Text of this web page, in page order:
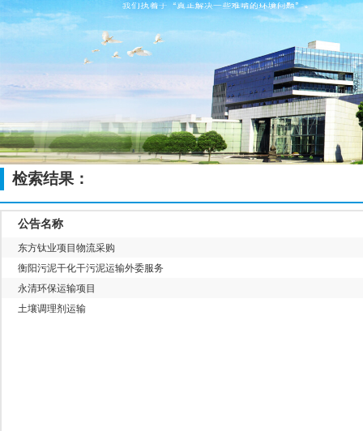
检索结果：
公告名称
东方钛业项目物流采购
衡阳污泥干化干污泥运输外委服务
永清环保运输项目
土壤调理剂运输